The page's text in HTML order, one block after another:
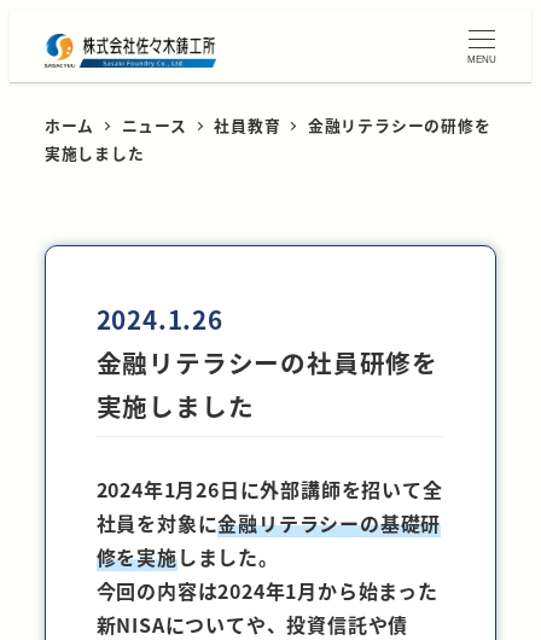
MENU
ホーム ニュース 社員教育
金融リテラシーの研修を
実施しました
2024.1.26
金融リテラシーの社員研修を
実施しました
2024年1月26日に外部講師を招いて全
社員を対象に金融リテラシーの基礎研
修を実施しました。
今回の内容は2024年1月から始まった
新NISAについてや、投資信託や債